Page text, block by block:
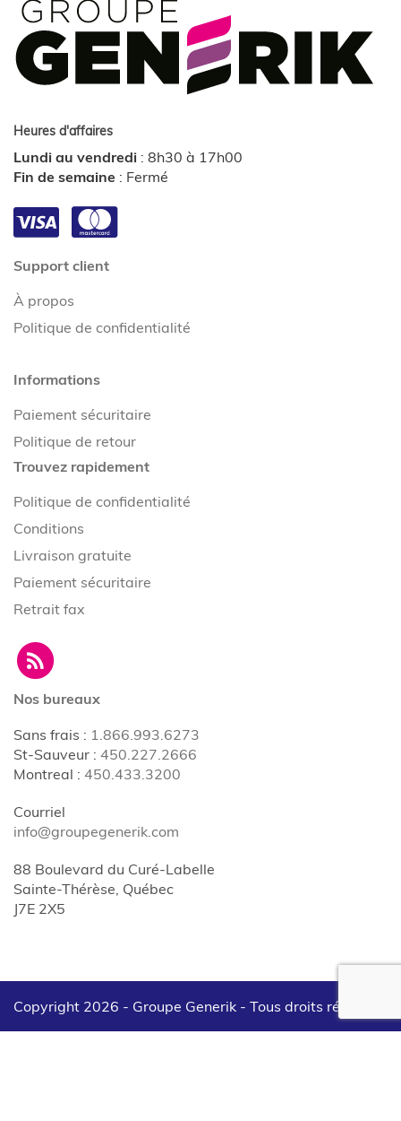
Heures d'affaires
Lundi au vendredi : 8h30 à 17h00
Fin de semaine : Fermé
Support client
À propos
Politique de confidentialité
Informations
Paiement sécuritaire
Politique de retour
Trouvez rapidement
Politique de confidentialité
Conditions
Livraison gratuite
Paiement sécuritaire
Retrait fax
Nos bureaux
Sans frais : 1.866.993.6273
St-Sauveur : 450.227.2666
Montreal : 450.433.3200
Courriel
info@groupegenerik.com
88 Boulevard du Curé-Labelle
Sainte-Thérèse, Québec
J7E 2X5
Copyright 2026 - Groupe Generik - Tous droits réservés